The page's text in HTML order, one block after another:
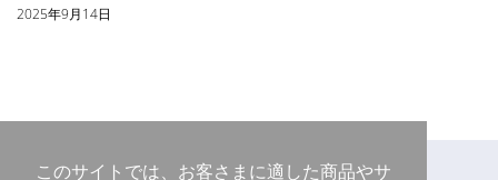
2025年9月14日
このサイトでは、お客さまに適した商品やサ